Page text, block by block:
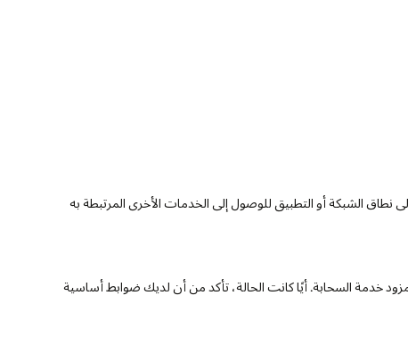
خدمة السحابة. أيًا كانت الحالة، تأكد من أن لديك ضوابط أساسية